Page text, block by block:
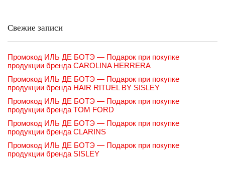
Свежие записи
Промокод ИЛЬ ДЕ БОТЭ — Подарок при покупке
продукции бренда CAROLINA HERRERA
Промокод ИЛЬ ДЕ БОТЭ — Подарок при покупке
продукции бренда HAIR RITUEL BY SISLEY
Промокод ИЛЬ ДЕ БОТЭ — Подарок при покупке
продукции бренда TOM FORD
Промокод ИЛЬ ДЕ БОТЭ — Подарок при покупке
продукции бренда CLARINS
Промокод ИЛЬ ДЕ БОТЭ — Подарок при покупке
продукции бренда SISLEY